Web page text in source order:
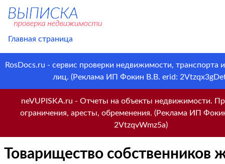
Главная страница
RosDocs.ru - сервис проверки недвижимости, транспорта
лиц. (Реклама ИП Фокин В.В. erid:
neVUPISKA.ru - Отчеты на объекты недвижимости.
ограничения, аресты, обременения. (Реклама ИП
2VtzqvWmz5a)
Товарищество собственников